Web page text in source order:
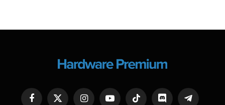
Facebook
X InstagramYouTubeTikTok Discord Telegram